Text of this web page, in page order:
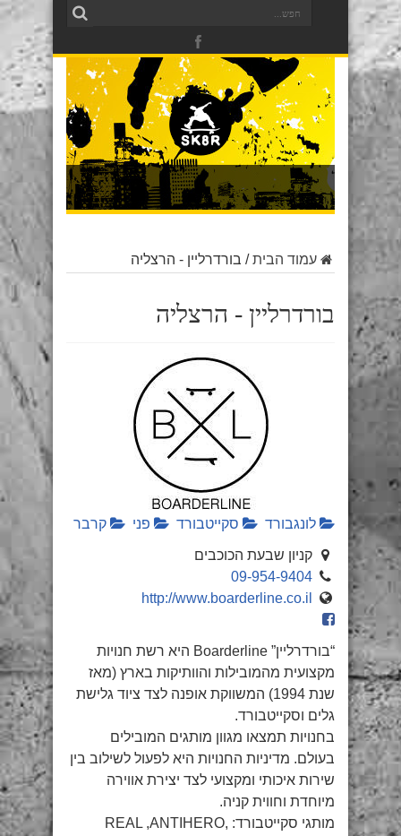
עמוד הבית/ בורדרליין - הרצליה
בורדרליין - הרצליה
לונגבורד סקייטבורד פני קרבר
קניון שבעת הכוכבים
09-954-9404
http://www.boarderline.co.il
“בורדרליין” Boarderline היא רשת חנויות
מקצועית מהמובילות והוותיקות בארץ (מאז
שנת 1994) המשווקת אופנה לצד ציוד גלישת
גלים וסקייטבורד.
בחנויות תמצאו מגוון מותגים המובילים
בעולם. מדיניות החנויות היא לפעול לשילוב בין
שירות איכותי ומקצועי לצד יצירת אווירה
מיוחדת וחווית קניה.
מותגי סקייטבורד: REAL ,ANTIHERO,